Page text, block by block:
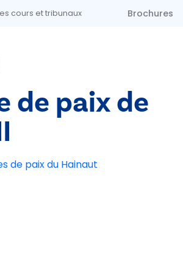
cours et tribunaux Brochures
de paix de
de paix du Hainaut